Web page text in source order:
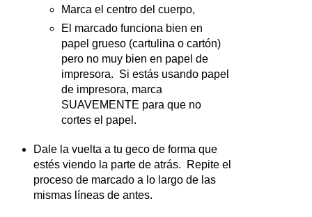
Marca el centro del cuerpo,
El marcado funciona bien en
papel grueso (cartulina o cartón)
pero no muy bien en papel de
impresora. Si estás usando papel
de impresora, marca
SUAVEMENTE para que no
cortes el papel.
Dale la vuelta a tu geco de forma que
estés viendo la parte de atrás. Repite el
proceso de marcado a lo largo de las
mismas líneas de antes.